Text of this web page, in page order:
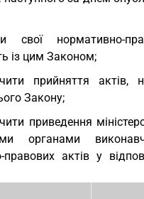
свої нормативно-
із цим Законом;
прийняття актів,
Закону;
приведення
органами
правових актів у